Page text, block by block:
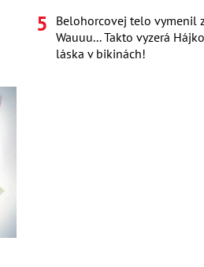
Belohorcovej telo vymenil
Wauuu... Takto vyzerá
láska v bikinách!